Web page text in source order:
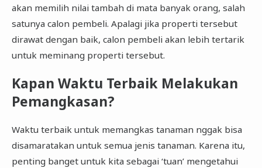
akan memilih nilai tambah di mata banyak orang, salah
satunya calon pembeli. Apalagi jika properti tersebut
dirawat dengan baik, calon pembeli akan lebih tertarik
untuk meminang properti tersebut.
Kapan Waktu Terbaik Melakukan
Pemangkasan?
Waktu terbaik untuk memangkas tanaman nggak bisa
disamaratakan untuk semua jenis tanaman. Karena itu,
penting banget untuk kita sebagai ‘tuan’ mengetahui